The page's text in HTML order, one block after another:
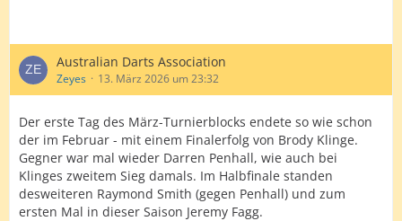
Australian Darts Association
Zeyes 13. März 2026 um 23:32
Der erste Tag des März-Turnierblocks endete so wie schon
der im Februar - mit einem Finalerfolg von Brody Klinge.
Gegner war mal wieder Darren Penhall, wie auch bei
Klinges zweitem Sieg damals. Im Halbfinale standen
desweiteren Raymond Smith (gegen Penhall) und zum
ersten Mal in dieser Saison Jeremy Fagg.